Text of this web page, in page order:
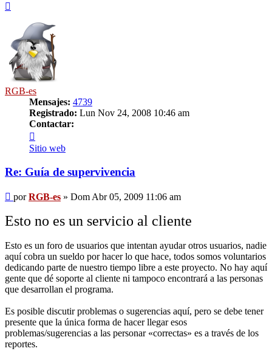
RGB-es
Mensajes: 4739
Registrado: Lun Nov 24, 2008 10:46 am
Contactar:
RGB-
es
Sitio web
Re: Guía de supervivencia
Mensaje
porRGB-es » Dom Abr 05, 2009 11:06 am
Esto no es un servicio al cliente
Esto es un foro de usuarios que intentan ayudar otros usuarios, nadie
aquí cobra un sueldo por hacer lo que hace, todos somos voluntarios
dedicando parte de nuestro tiempo libre a este proyecto. No hay aquí
gente que dé soporte al cliente ni tampoco encontrará a las personas
que desarrollan el programa.
Es posible discutir problemas o sugerencias aquí, pero se debe tener
presente que la única forma de hacer llegar esos
problemas/sugerencias a las personar «correctas» es a través de los
reportes.